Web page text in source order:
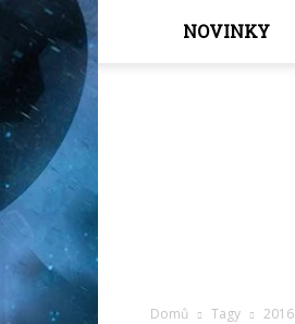
NOVINKY
Domů Tagy 2016